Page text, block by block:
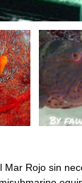
Rojo sin